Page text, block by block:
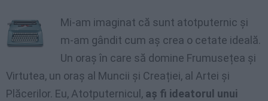
Mi-am imaginat că sunt atotputernic și
m-am gândit cum aș crea o cetate ideală.
Un oraș în care să domine Frumusețea și
Virtutea, un oraș al Muncii și Creației, al Artei și
Plăcerilor. Eu, Atotputernicul, aș fi ideatorul unui